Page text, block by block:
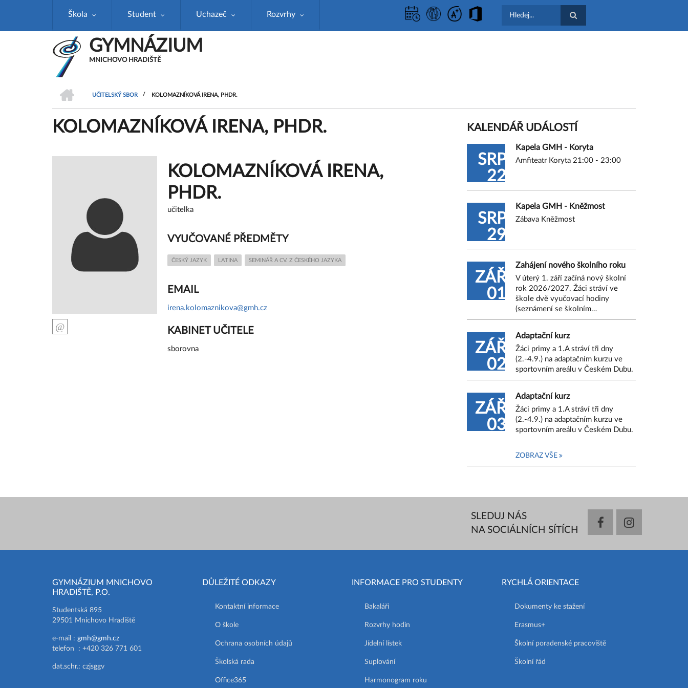
Škola Student Uchazeč Rozvrhy
GYMNÁZIUM
MNICHOVO HRADIŠTĚ
DROBEČKOVÁ
NAVIGACE
UČITELSKÝ SBOR
/ KOLOMAZNÍKOVÁ IRENA, PHDR.
KOLOMAZNÍKOVÁ IRENA, PHDR.
KOLOMAZNÍKOVÁ IRENA,
PHDR.
učitelka
VYUČOVANÉ PŘEDMĚTY
ČESKÝ JAZYK LATINA SEMINÁŘ A CV. Z ČESKÉHO JAZYKA
EMAIL
irena.kolomaznikova@gmh.cz
KABINET UČITELE
sborovna
KALENDÁŘ UDÁLOSTÍ
SRP
22
Kapela GMH - Koryta
Amfiteatr Koryta 21:00 - 23:00
SRP
29
Kapela GMH - Kněžmost
Zábava Kněžmost
ZÁŘ
01
Zahájení nového školního roku
V úterý 1. září začíná nový školní
rok 2026/2027. Žáci stráví ve
škole dvě vyučovací hodiny
(seznámení se školním…
ZÁŘ
02
Adaptační kurz
Žáci primy a 1.A stráví tři dny
(2.-4.9.) na adaptačním kurzu ve
sportovním areálu v Českém Dubu.
ZÁŘ
03
Adaptační kurz
Žáci primy a 1.A stráví tři dny
(2.-4.9.) na adaptačním kurzu ve
sportovním areálu v Českém Dubu.
ZOBRAZ VŠE
SLEDUJ NÁS
NA SOCIÁLNÍCH SÍTÍCH
facebookinstagram
GYMNÁZIUM MNICHOVO
HRADIŠTĚ, P.O.
Studentská 895
29501 Mnichovo Hradiště
e-mail : gmh@gmh.cz
telefon : +420 326 771 601
dat.schr.: czjsggv
DŮLEŽITÉ ODKAZY
Kontaktní informace
O škole
Ochrana osobních údajů
Školská rada
Office365
INFORMACE PRO STUDENTY
Bakaláři
Rozvrhy hodin
Jídelní lístek
Suplování
Harmonogram roku
RYCHLÁ ORIENTACE
Dokumenty ke stažení
Erasmus+
Školní poradenské pracoviště
Školní řád